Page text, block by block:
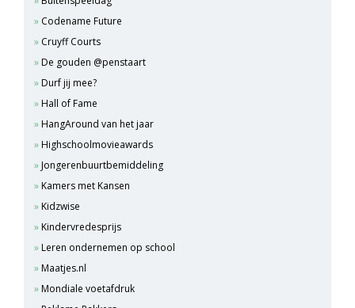
Codename Future
Cruyff Courts
De gouden @penstaart
Durf jij mee?
Hall of Fame
HangAround van het jaar
Highschoolmovieawards
Jongerenbuurtbemiddeling
Kamers met Kansen
Kidzwise
Kindervredesprijs
Leren ondernemen op school
Maatjes.nl
Mondiale voetafdruk